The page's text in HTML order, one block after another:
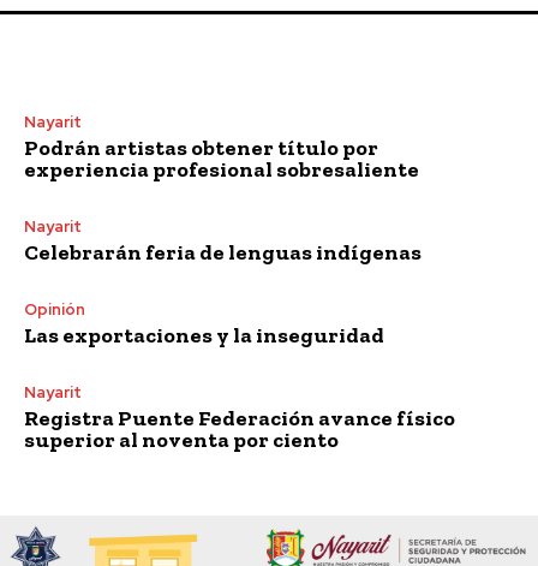
Nayarit
Podrán artistas obtener título por
experiencia profesional sobresaliente
Nayarit
Celebrarán feria de lenguas indígenas
Opinión
Las exportaciones y la inseguridad
Nayarit
Registra Puente Federación avance físico
superior al noventa por ciento